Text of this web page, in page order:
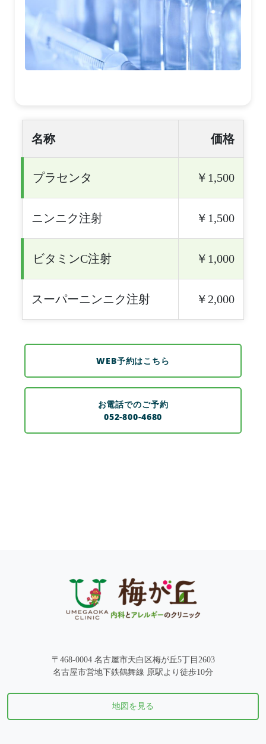
名称 価格
プラセンタ ￥1,500
ニンニク注射 ￥1,500
ビタミンC注射 ￥1,000
スーパーニンニク注射 ￥2,000
WEB予約はこちら
お電話でのご予約
052-800-4680
〒468-0004 名古屋市天白区梅が丘5丁目2603
名古屋市営地下鉄鶴舞線 原駅より徒歩10分
地図を見る